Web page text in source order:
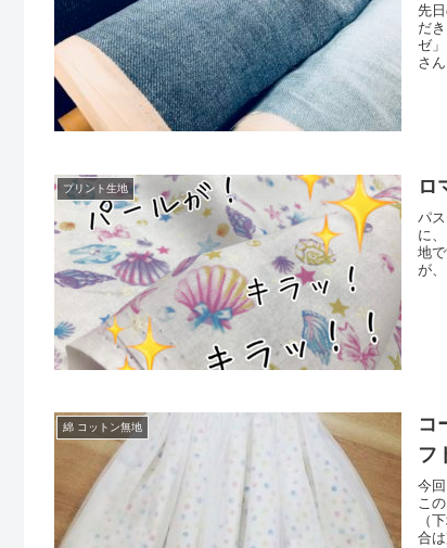
先
だ
ゼ
さ
プリント生地 ロ
パ
に
地
が
綿 コットン無地
コ
フ
今
こ
（
合